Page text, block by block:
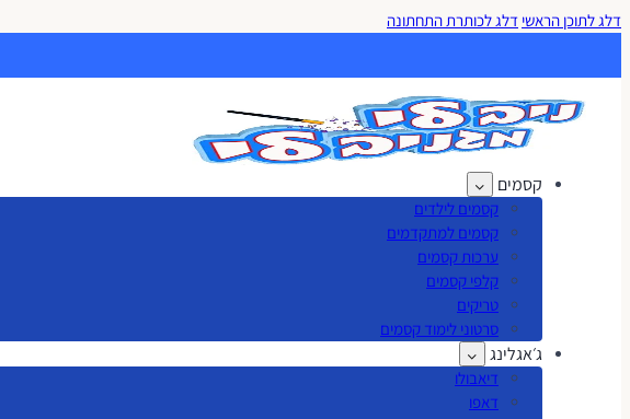
דלג לתוכן הראשי דלג לכותרת התחתונה
קסמים
קסמים לילדים
קסמים למתקדמים
ערכות קסמים
קלפי קסמים
טריקים
סרטוני לימוד קסמים
ג׳אגלינג
דיאבולו
דאפו